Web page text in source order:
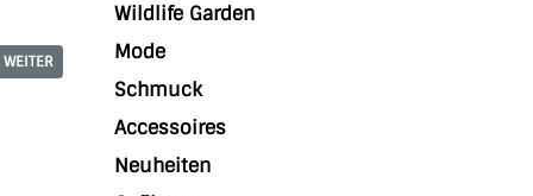
WEITER
Wildlife Garden
Mode
Schmuck
Accessoires
Neuheiten